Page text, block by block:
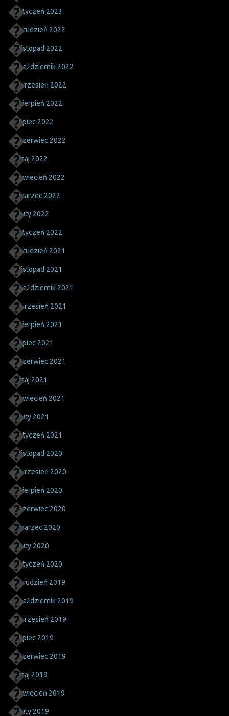
styczeń 2023
grudzień 2022
listopad 2022
październik 2022
wrzesień 2022
sierpień 2022
lipiec 2022
czerwiec 2022
maj 2022
kwiecień 2022
marzec 2022
luty 2022
styczeń 2022
grudzień 2021
listopad 2021
październik 2021
wrzesień 2021
sierpień 2021
lipiec 2021
czerwiec 2021
maj 2021
kwiecień 2021
luty 2021
styczeń 2021
listopad 2020
wrzesień 2020
sierpień 2020
czerwiec 2020
marzec 2020
luty 2020
styczeń 2020
grudzień 2019
październik 2019
wrzesień 2019
lipiec 2019
czerwiec 2019
maj 2019
kwiecień 2019
luty 2019